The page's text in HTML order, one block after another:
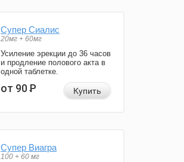
Супер Сиалис
20мг + 60мг
Усиление эрекции до 36 часов
и продление полового акта в
одной таблетке.
от 90Р Купить
Супер Виагра
100 + 60 мг